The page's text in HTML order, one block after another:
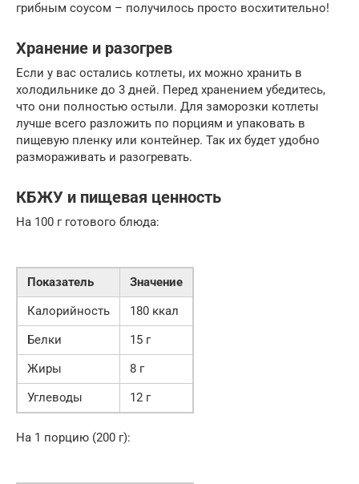
грибным соусом – получилось просто восхитительно!
Хранение и разогрев
Если у вас остались котлеты, их можно хранить в
холодильнике до 3 дней. Перед хранением убедитесь,
что они полностью остыли. Для заморозки котлеты
лучше всего разложить по порциям и упаковать в
пищевую пленку или контейнер. Так их будет удобно
размораживать и разогревать.
КБЖУ и пищевая ценность
На 100 г готового блюда:
Показатель
Значение
Калорийность
180 ккал
Белки
15 г
Жиры
8 г
Углеводы
12 г
На 1 порцию (200 г):